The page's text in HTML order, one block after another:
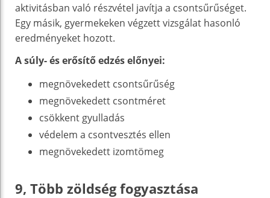
aktivitásban való részvétel javítja a csontsűrűséget.
Egy másik, gyermekeken végzett vizsgálat hasonló
eredményeket hozott.
A súly- és erősítő edzés előnyei:
megnövekedett csontsűrűség
megnövekedett csontméret
csökkent gyulladás
védelem a csontvesztés ellen
megnövekedett izomtömeg
9, Több zöldség fogyasztása